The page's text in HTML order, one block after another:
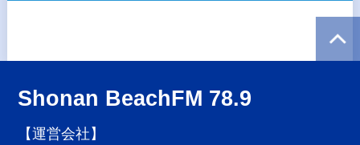
Shonan BeachFM 78.9
【運営会社】